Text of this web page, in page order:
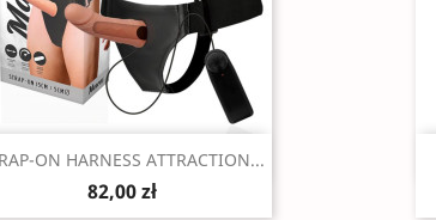
 Szybki podgląd
ON HARNESS ATTRACTION...
82,00 zł